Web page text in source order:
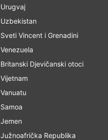
Urugvaj
Uzbekistan
Sveti Vincent i Grenadini
Venezuela
Britanski Djevičanski otoci
Vijetnam
Vanuatu
Samoa
Jemen
Južnoafrička Republika